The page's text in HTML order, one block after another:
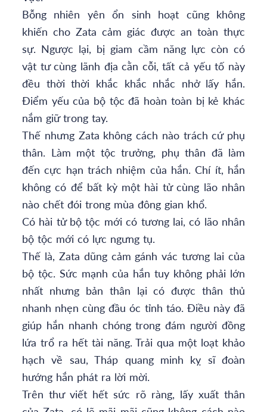
Bỗng nhiên yên ổn sinh hoạt cũng không
khiến cho Zata cảm giác được an toàn thực
sự. Ngược lại, bị giam cầm năng lực còn có
vật tư cùng lãnh địa cằn cỗi, tất cả yếu tố này
đều thời thời khắc khắc nhắc nhở lấy hắn.
Điểm yếu của bộ tộc đã hoàn toàn bị kẻ khác
nắm giữ trong tay.
Thế nhưng Zata không cách nào trách cứ phụ
thân. Làm một tộc trưởng, phụ thân đã làm
đến cực hạn trách nhiệm của hắn. Chí ít, hắn
không có để bất kỳ một hài tử cùng lão nhân
nào chết đói trong mùa đông gian khổ.
Có hài tử bộ tộc mới có tương lai, có lão nhân
bộ tộc mới có lực ngưng tụ.
Thế là, Zata dũng cảm gánh vác tương lai của
bộ tộc. Sức mạnh của hắn tuy không phải lớn
nhất nhưng bản thân lại có được thân thủ
nhanh nhẹn cùng đầu óc tỉnh táo. Điều này đã
giúp hắn nhanh chóng trong đám người đồng
lứa trổ ra hết tài năng. Trải qua một loạt khảo
hạch về sau, Tháp quang minh kỵ sĩ đoàn
hướng hắn phát ra lời mời.
Trên thư viết hết sức rõ ràng, lấy xuất thân